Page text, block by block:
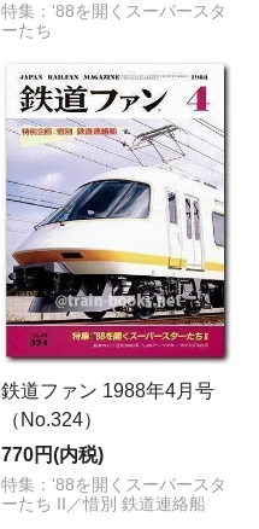
特集：'88を開くスーパースタ
ーたち
鉄道ファン 1988年4月号
（No.324）
770円(内税)
特集：'88を開くスーパースタ
ーたち II／惜別 鉄道連絡船